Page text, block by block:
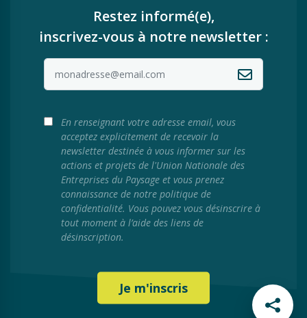
Restez informé(e),
inscrivez-vous à notre newsletter :
En renseignant votre adresse email, vous
acceptez explicitement de recevoir la
newsletter destinée à vous informer sur les
actions et projets de l'Union Nationale des
Entreprises du Paysage et vous prenez
connaissance de notre politique de
confidentialité. Vous pouvez vous désinscrire à
tout moment à l’aide des liens de
désinscription.